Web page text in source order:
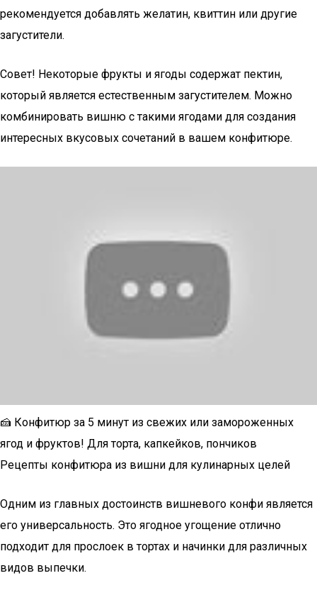
рекомендуется добавлять желатин, квиттин или другие
загустители.
Совет! Некоторые фрукты и ягоды содержат пектин,
который является естественным загустителем. Можно
комбинировать вишню с такими ягодами для создания
интересных вкусовых сочетаний в вашем конфитюре.
🍰 Конфитюр за 5 минут из свежих или замороженных
ягод и фруктов! Для торта, капкейков, пончиков
Рецепты конфитюра из вишни для кулинарных целей
Одним из главных достоинств вишневого конфи является
его универсальность. Это ягодное угощение отлично
подходит для прослоек в тортах и начинки для различных
видов выпечки.